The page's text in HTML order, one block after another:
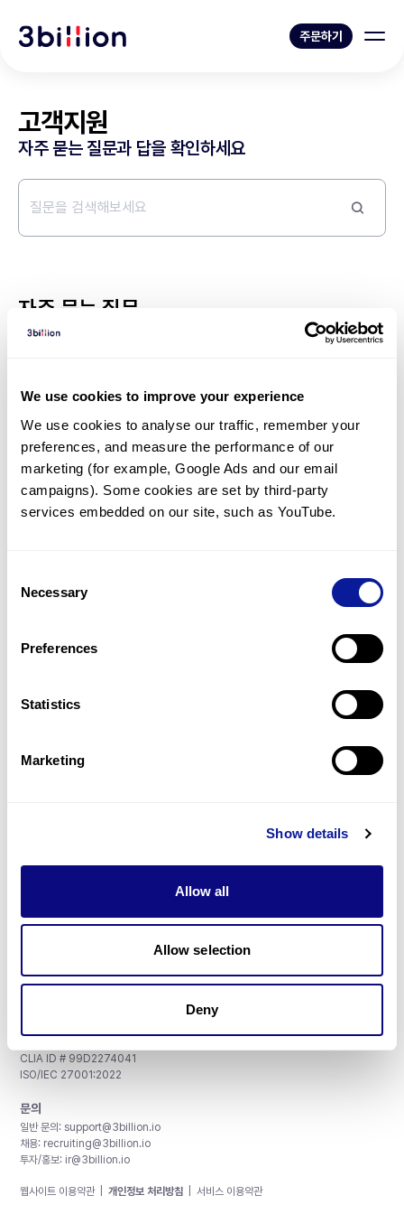
We use cookies to improve your experience
We use cookies to analyse our traffic, remember your
preferences, and measure the performance of our
marketing (for example, Google Ads and our email
campaigns). Some cookies are set by third-party
services embedded on our site, such as YouTube.
Selection
Necessary
Preferences
Statistics
Marketing
Show details
Allow all
Allow selection
Deny
주문하기
고객지원
자주 묻는 질문과 답을 확인하세요
자주 묻는 질문
14
Gene browser
제휴문의
매달 뉴스레터를 통해 최신 블로그 포스트와 소식을 받아보세요.
구독하기
서울특별시 강남구 테헤란로 415, 8층
사업자등록번호: 290-81-00524
대표이사: 금창원
CLIA ID # 99D2274041
ISO/IEC 27001:2022
문의
일반 문의: support@3billion.io
채용: recruiting@3billion.io
투자/홍보: ir@3billion.io
웹사이트 이용약관 개인정보 처리방침 서비스 이용약관